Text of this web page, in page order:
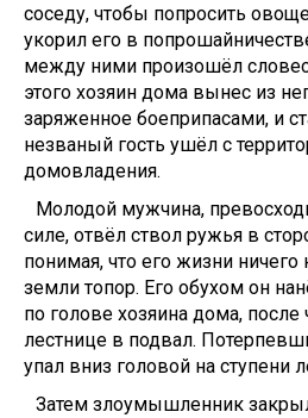
соседу, чтобы попросить
укорил его в
между ними произошёл
этого хозяин дома вынес из
заряженное боеприпасами, и
незваный гость ушёл с
домовладения.
Молодой мужчина,
силе, отвёл ствол ружья в
понимая, что его жизни ничего
земли топор. Его обухом он
по голове хозяина дома, после
лестнице в подвал.
упал вниз головой на ступени
Затем злоумышленник